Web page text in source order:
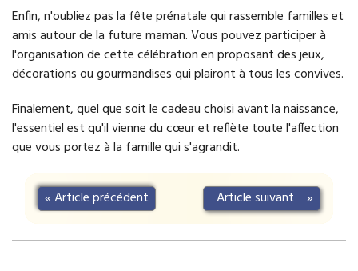
Enfin, n'oubliez pas la fête prénatale qui rassemble familles et
amis autour de la future maman. Vous pouvez participer à
l'organisation de cette célébration en proposant des jeux,
décorations ou gourmandises qui plairont à tous les convives.
Finalement, quel que soit le cadeau choisi avant la naissance,
l'essentiel est qu'il vienne du cœur et reflète toute l'affection
que vous portez à la famille qui s'agrandit.
«Article précédent Article suivant »